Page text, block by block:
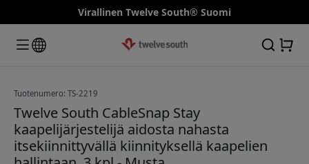
Virallinen Twelve South® Suomi
Tuotenumero: TS-2219
Twelve South CableSnap Stay
kaapelijärjestelijä aidosta nahasta
itsekiinnittyvällä kiinnityksellä kaapelien